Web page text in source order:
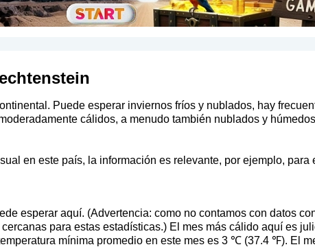
Puede esperar inviernos fríos y nublados, hay
cálidos, a menudo también nublados y
en este país, la información es relevante, por ejemplo, para
esperar aquí. (Advertencia: como no contamos con datos
para estas estadísticas.) El mes más cálido aquí es
mínima promedio en este mes es 3 ℃ (37.4 ℉). El